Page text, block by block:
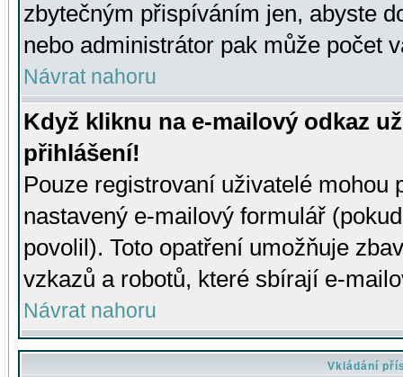
zbytečným přispíváním jen, abyste
nebo administrátor pak může počet
Návrat nahoru
Když kliknu na e-mailový odkaz
přihlášení!
Pouze registrovaní uživatelé mohou
nastavený e-mailový formulář
povolil). Toto opatření umožňuje
vzkazů a robotů, které sbírají e-
Návrat nahoru
Vkládání